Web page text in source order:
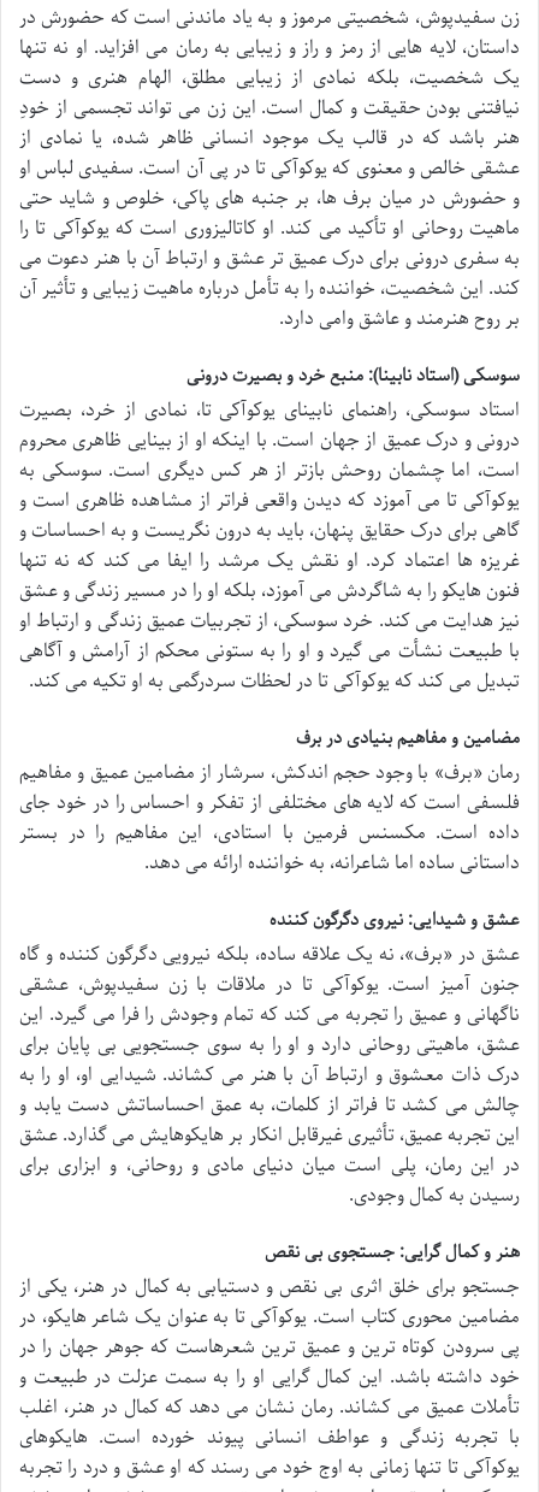
زن سفیدپوش، شخصیتی مرموز و به یاد ماندنی است که حضورش در
داستان، لایه هایی از رمز و راز و زیبایی به رمان می افزاید. او نه تنها
یک شخصیت، بلکه نمادی از زیبایی مطلق، الهام هنری و دست
نیافتنی بودن حقیقت و کمال است. این زن می تواند تجسمی از خودِ
هنر باشد که در قالب یک موجود انسانی ظاهر شده، یا نمادی از
عشقی خالص و معنوی که یوکوآکی تا در پی آن است. سفیدی لباس او
و حضورش در میان برف ها، بر جنبه های پاکی، خلوص و شاید حتی
ماهیت روحانی او تأکید می کند. او کاتالیزوری است که یوکوآکی تا را
به سفری درونی برای درک عمیق تر عشق و ارتباط آن با هنر دعوت می
کند. این شخصیت، خواننده را به تأمل درباره ماهیت زیبایی و تأثیر آن
بر روح هنرمند و عاشق وامی دارد.
سوسکی (استاد نابینا): منبع خرد و بصیرت درونی
استاد سوسکی، راهنمای نابینای یوکوآکی تا، نمادی از خرد، بصیرت
درونی و درک عمیق از جهان است. با اینکه او از بینایی ظاهری محروم
است، اما چشمان روحش بازتر از هر کس دیگری است. سوسکی به
یوکوآکی تا می آموزد که دیدن واقعی فراتر از مشاهده ظاهری است و
گاهی برای درک حقایق پنهان، باید به درون نگریست و به احساسات و
غریزه ها اعتماد کرد. او نقش یک مرشد را ایفا می کند که نه تنها
فنون هایکو را به شاگردش می آموزد، بلکه او را در مسیر زندگی و عشق
نیز هدایت می کند. خرد سوسکی، از تجربیات عمیق زندگی و ارتباط او
با طبیعت نشأت می گیرد و او را به ستونی محکم از آرامش و آگاهی
تبدیل می کند که یوکوآکی تا در لحظات سردرگمی به او تکیه می کند.
مضامین و مفاهیم بنیادی در برف
رمان «برف» با وجود حجم اندکش، سرشار از مضامین عمیق و مفاهیم
فلسفی است که لایه های مختلفی از تفکر و احساس را در خود جای
داده است. مکسنس فرمین با استادی، این مفاهیم را در بستر
داستانی ساده اما شاعرانه، به خواننده ارائه می دهد.
عشق و شیدایی: نیروی دگرگون کننده
عشق در «برف»، نه یک علاقه ساده، بلکه نیرویی دگرگون کننده و گاه
جنون آمیز است. یوکوآکی تا در ملاقات با زن سفیدپوش، عشقی
ناگهانی و عمیق را تجربه می کند که تمام وجودش را فرا می گیرد. این
عشق، ماهیتی روحانی دارد و او را به سوی جستجویی بی پایان برای
درک ذات معشوق و ارتباط آن با هنر می کشاند. شیدایی او، او را به
چالش می کشد تا فراتر از کلمات، به عمق احساساتش دست یابد و
این تجربه عمیق، تأثیری غیرقابل انکار بر هایکوهایش می گذارد. عشق
در این رمان، پلی است میان دنیای مادی و روحانی، و ابزاری برای
رسیدن به کمال وجودی.
هنر و کمال گرایی: جستجوی بی نقص
جستجو برای خلق اثری بی نقص و دستیابی به کمال در هنر، یکی از
مضامین محوری کتاب است. یوکوآکی تا به عنوان یک شاعر هایکو، در
پی سرودن کوتاه ترین و عمیق ترین شعرهاست که جوهر جهان را در
خود داشته باشد. این کمال گرایی او را به سمت عزلت در طبیعت و
تأملات عمیق می کشاند. رمان نشان می دهد که کمال در هنر، اغلب
با تجربه زندگی و عواطف انسانی پیوند خورده است. هایکوهای
یوکوآکی تا تنها زمانی به اوج خود می رسند که او عشق و درد را تجربه